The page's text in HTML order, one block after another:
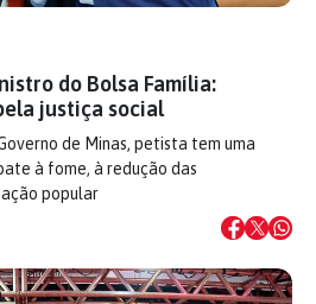
do Bolsa Família:
justiça social
de Minas, petista tem uma
à fome, à redução das
popular